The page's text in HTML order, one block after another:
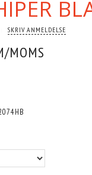
SKRIV ANMELDELSE
MOMS